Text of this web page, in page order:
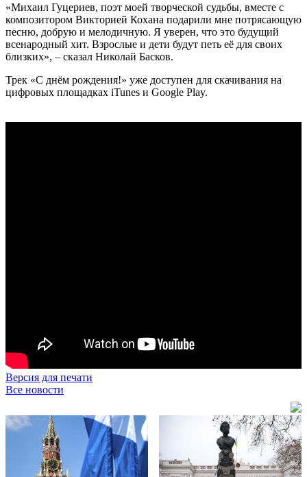
«Михаил Гуцериев, поэт моей творческой судьбы, вместе с
композитором Викторией Кохана подарили мне потрясающую
песню, добрую и мелодичную. Я уверен, что это будущий
всенародный хит. Взрослые и дети будут петь её для своих
близких», – сказал Николай Басков.
Трек «С днём рождения!» уже доступен для скачивания на
цифровых площадках iTunes и Google Play.
Версия для печати
Все новости